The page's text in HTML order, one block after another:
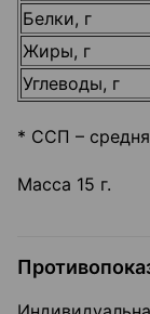
Белки, г
Жиры, г
Углеводы, г
* ССП –
Масса 15 г.